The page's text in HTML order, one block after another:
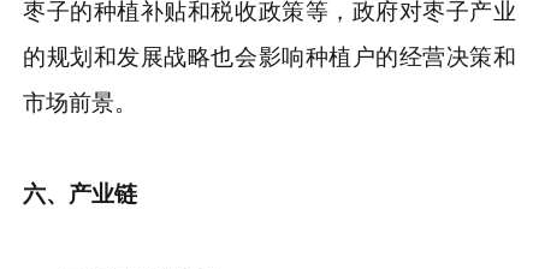
枣子的种植补贴和税收政策等，政府对枣子产业
的规划和发展战略也会影响种植户的经营决策和
市场前景。
六、产业链